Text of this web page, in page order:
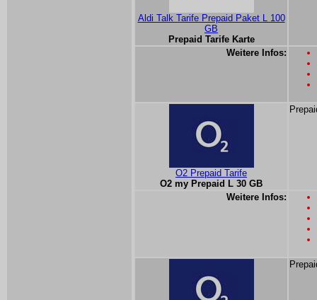
Aldi Talk Tarife Prepaid Paket L 100
GB
Prepaid Tarife Karte
Weitere Infos:
O2 Prepaid Tarife
O2 my Prepaid L 30 GB
Weitere Infos: